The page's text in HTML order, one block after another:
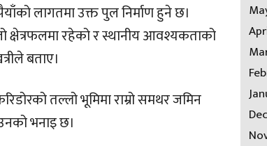
लागतमा उक्त पुल निर्माण हुने छ।
क्षेत्रफलमा रहेको र स्थानीय आवश्यकताको
बताए।
तल्लो भूमिमा राम्रो समथर जमिन
भनाइ छ।